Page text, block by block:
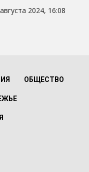
2024, 16:08
ОБЩЕСТВО